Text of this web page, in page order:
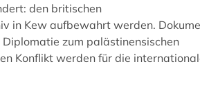
den britischen
in Kew aufbewahrt werden.
zum palästinensischen
Konflikt werden für die